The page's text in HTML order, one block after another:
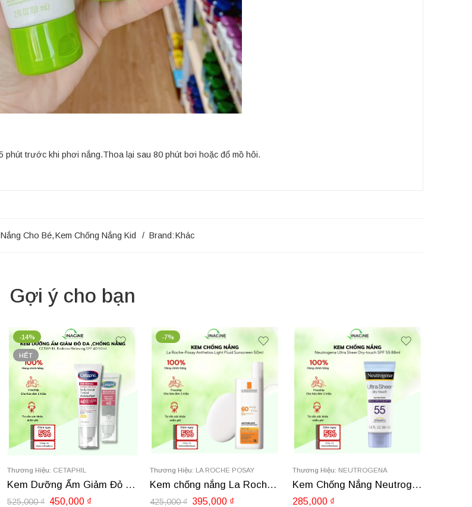
phút trước khi phơi nắng.Thoa lại sau 80 phút bơi hoặc đổ mồ hôi.
Cho Bé,Kem Chống Nắng Kid Brand:Khác
Gợi ý cho bạn
-7%
Thương Hiệu: LA ROCHE POSAY
Kem chống nắng La Roche-Posay Anthelios Light Fluid Sunscreen 50ml
425,000₫ 395,000 ₫
Thương Hiệu: NEUTROGENA
Kem Chống Nắng Neutrogena Ultra Sheer Dry-touch SPF 55 88ml
285,000
Thương Hiệu: LA ROCHE POSAY
Kem Chống Nắng La Roche-Posay Anthelios Clear Skin SPF 60 90ml
395,000 ₫
150ml
50ml